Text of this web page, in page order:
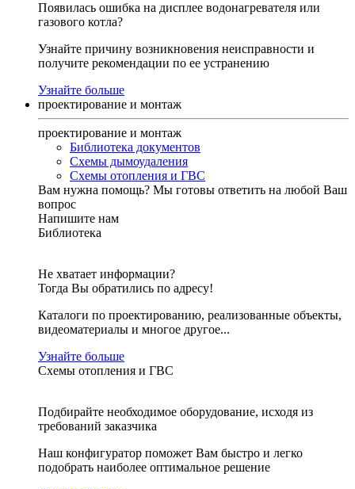
Появилась ошибка на дисплее водонагревателя или
газового котла?
Узнайте причину возникновения неисправности и
получите рекомендации по ее устранению
Узнайте больше
проектирование и монтаж
проектирование и монтаж
Библиотека документов
Схемы дымоудаления
Схемы отопления и ГВС
Вам нужна помощь? Мы готовы ответить на любой Ваш
вопрос
Напишите нам
Библиотека
Не хватает информации?
Тогда Вы обратились по адресу!
Каталоги по проектированию, реализованные объекты,
видеоматериалы и многое другое...
Узнайте больше
Схемы отопления и ГВС
Подбирайте необходимое оборудование, исходя из
требований заказчика
Наш конфигуратор поможет Вам быстро и легко
подобрать наиболее оптимальное решение